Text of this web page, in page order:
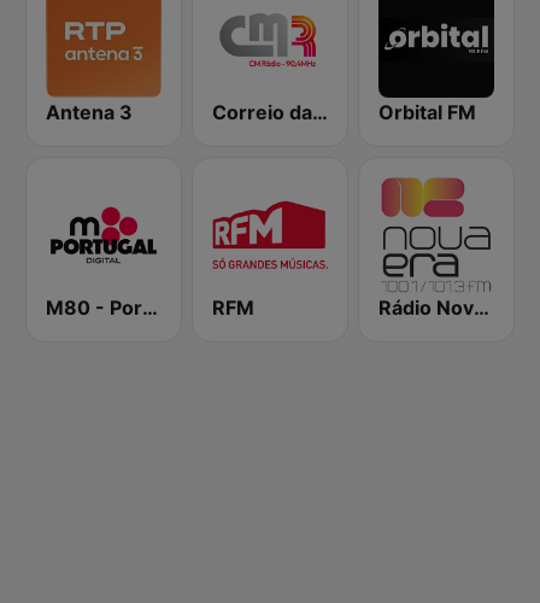
Antena 3 Correio da Manhã Rádio Orbital FM
M80 - Portugal RFM Rádio Nova Era